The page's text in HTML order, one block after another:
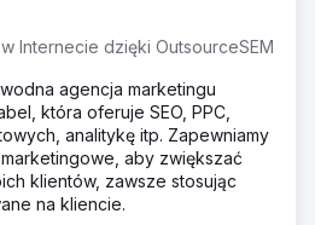
Internecie dzięki OutsourceSEM
agencja marketingu
która oferuje SEO, PPC,
analitykę itp. Zapewniamy
aby zwiększać
klientów, zawsze stosując
na kliencie.